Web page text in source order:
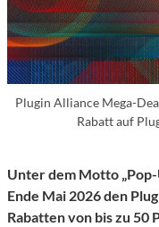
Plugin Alliance Mega-
Rabatt auf
Unter dem Motto „Pop-
Ende Mai 2026 den
Rabatten von bis zu